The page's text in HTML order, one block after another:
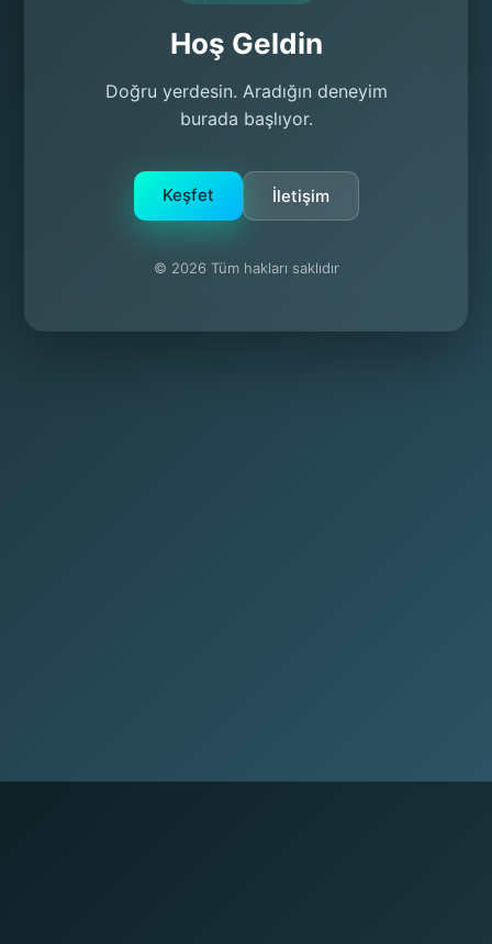
Hoş Geldin
Doğru yerdesin. Aradığın deneyim
burada başlıyor.
Keşfet İletişim
© 2026 Tüm hakları saklıdır